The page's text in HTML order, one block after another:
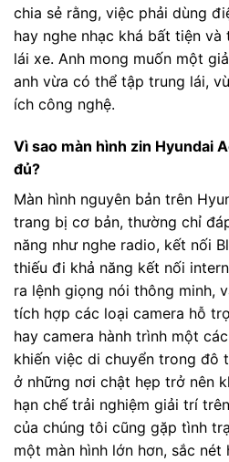
chia sẻ rằng, việc phải dùng
hay nghe nhạc khá bất tiện
lái xe. Anh mong muốn một
anh vừa có thể tập trung lái,
ích công nghệ.
Vì sao màn hình zin Hyundai
đủ?
Màn hình nguyên bản trên
trang bị cơ bản, thường chỉ
năng như nghe radio, kết nối
thiếu đi khả năng kết nối
ra lệnh giọng nói thông minh,
tích hợp các loại camera hỗ
hay camera hành trình một
khiến việc di chuyển trong đô
ở những nơi chật hẹp trở nên
hạn chế trải nghiệm giải trí
của chúng tôi cũng gặp tình
một màn hình lớn hơn, sắc